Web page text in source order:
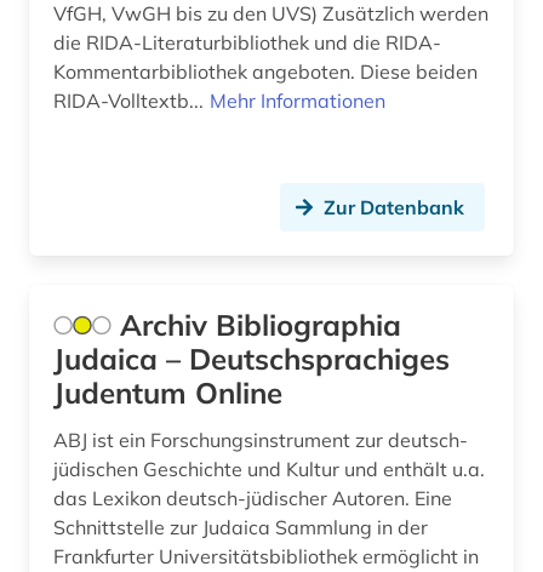
arthur (2)
artik (1)
asien (5)
asienwissenschaften (4)
astronomie (4)
astrophysik (3)
atlas (1)
VfGH, VwGH bis zu den UVS) Zusätzlich werden
die RIDA-Literaturbibliothek und die RIDA-
Kommentarbibliothek angeboten. Diese beiden
RIDA-Volltextb... Mehr Informationen
Zur Datenbank
Archiv Bibliographia
Judaica – Deutschsprachiges
Judentum Online
ABJ ist ein Forschungsinstrument zur deutsch-
jüdischen Geschichte und Kultur und enthält u.a.
das Lexikon deutsch-jüdischer Autoren. Eine
Schnittstelle zur Judaica Sammlung in der
Frankfurter Universitätsbibliothek ermöglicht in